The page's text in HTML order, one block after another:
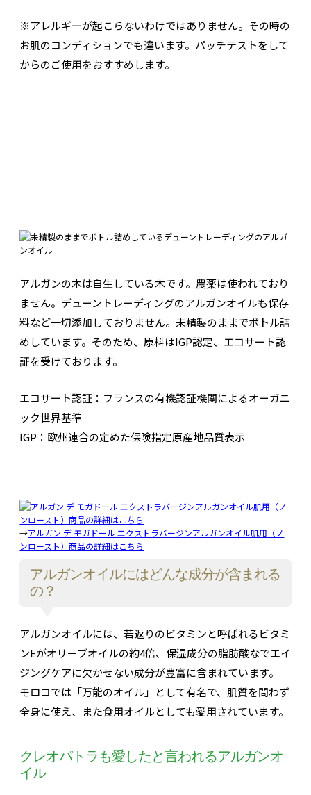
※アレルギーが起こらないわけではありません。その時の
お肌のコンディションでも違います。パッチテストをして
からのご使用をおすすめします。
アルガンの木は自生している木です。農薬は使われており
ません。デューントレーディングのアルガンオイルも保存
料など一切添加しておりません。未精製のままでボトル詰
めしています。そのため、原料はIGP認定、エコサート認
証を受けております。
エコサート認証：フランスの有機認証機関によるオーガニ
ック世界基準
IGP：欧州連合の定めた保険指定原産地品質表示
→アルガン デ モガドール エクストラバージンアルガンオイル肌用（ノ
ンロースト）商品の詳細はこちら
アルガンオイルにはどんな成分が含まれる
の？
アルガンオイルには、若返りのビタミンと呼ばれるビタミ
ンEがオリーブオイルの約4倍、保湿成分の脂肪酸なでエイ
ジングケアに欠かせない成分が豊富に含まれています。
モロコでは「万能のオイル」として有名で、肌質を問わず
全身に使え、また食用オイルとしても愛用されています。
クレオパトラも愛したと言われるアルガンオ
イル